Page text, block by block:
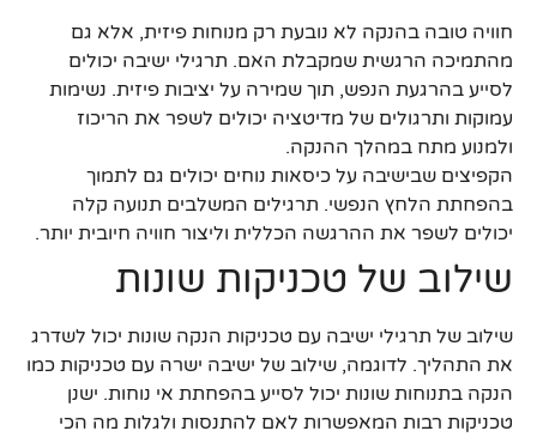
חוויה טובה בהנקה לא נובעת רק מנוחות פיזית, אלא גם
מהתמיכה הרגשית שמקבלת האם. תרגילי ישיבה יכולים
לסייע בהרגעת הנפש, תוך שמירה על יציבות פיזית. נשימות
עמוקות ותרגולים של מדיטציה יכולים לשפר את הריכוז
ולמנוע מתח במהלך ההנקה.
הקפיצים שבישיבה על כיסאות נוחים יכולים גם לתמוך
בהפחתת הלחץ הנפשי. תרגילים המשלבים תנועה קלה
יכולים לשפר את ההרגשה הכללית וליצור חוויה חיובית יותר.
שילוב של טכניקות שונות
שילוב של תרגילי ישיבה עם טכניקות הנקה שונות יכול לשדרג
את התהליך. לדוגמה, שילוב של ישיבה ישרה עם טכניקות כמו
הנקה בתנוחות שונות יכול לסייע בהפחתת אי נוחות. ישנן
טכניקות רבות המאפשרות לאם להתנסות ולגלות מה הכי